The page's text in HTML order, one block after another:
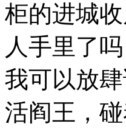
柜的进城
人手里了
我可以放
活阎王，